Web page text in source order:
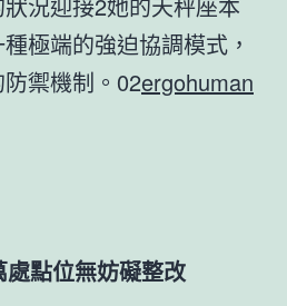
極端的強迫協調模式，
禦機制。02ergohuman
點位無妨礙整改